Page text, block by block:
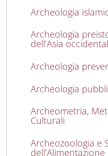
Archeologia
Archeologia
dell’Asia
Archeologia
Archeologia
Archeometria,
Culturali
Archeozoologia e
dell’Alimentazione